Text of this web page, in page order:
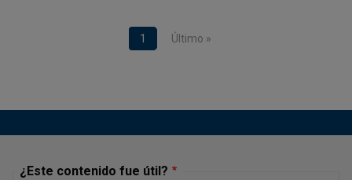
Página actual
1 Última página
Último »
¿Este contenido fue útil?